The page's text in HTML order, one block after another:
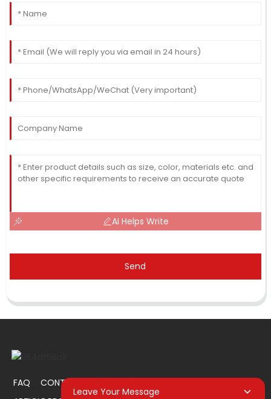
AI Helps Write
Send
FAQ CONTACTEZ-NOUS
Leave Your Message